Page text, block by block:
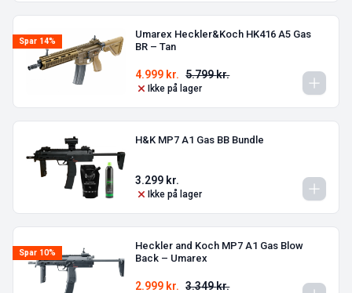
Spar 14%
Umarex Heckler&Koch HK416 A5 Gas
BR – Tan
5.799kr.
4.999 kr.
Ikke på lager
H&K MP7 A1 Gas BB Bundle
3.299 kr.
Ikke på lager
Spar 10%
Heckler and Koch MP7 A1 Gas Blow
Back – Umarex
3.349kr.
2.999 kr.